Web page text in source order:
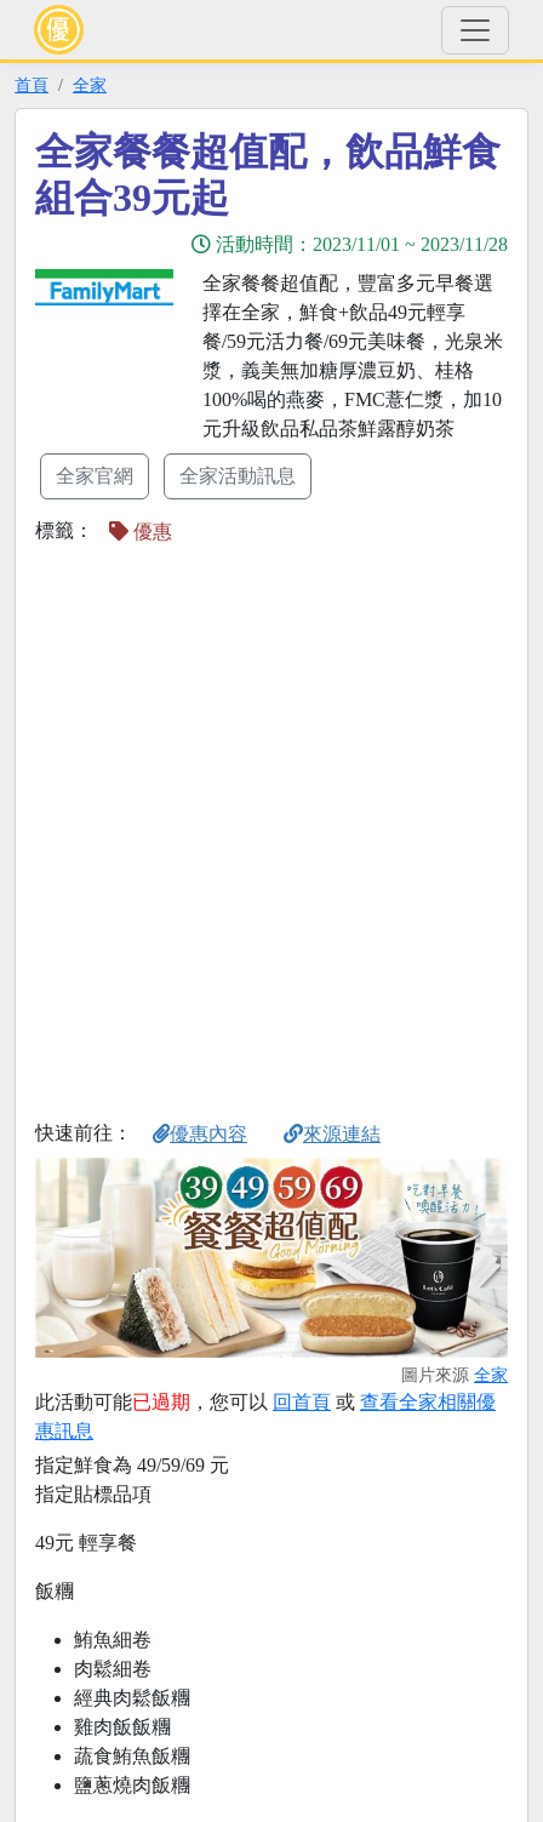
首頁 全家
全家餐餐超值配，飲品鮮食
組合39元起
活動時間： 2023/11/01 ~ 2023/11/28
全家餐餐超值配，豐富多元早餐選
擇在全家，鮮食+飲品49元輕享
餐/59元活力餐/69元美味餐，光泉米
漿，義美無加糖厚濃豆奶、桂格
100%喝的燕麥，FMC薏仁漿，加10
元升級飲品私品茶鮮露醇奶茶
全家官網 全家活動訊息
標籤： 優惠
快速前往： 優惠內容 來源連結
圖片來源 全家
此活動可能已過期 ，您可以 回首頁 或 查看全家相關優
惠訊息
指定鮮食為 49/59/69 元
指定貼標品項
49元 輕享餐
飯糰
鮪魚細卷
肉鬆細卷
經典肉鬆飯糰
雞肉飯飯糰
蔬食鮪魚飯糰
鹽蔥燒肉飯糰